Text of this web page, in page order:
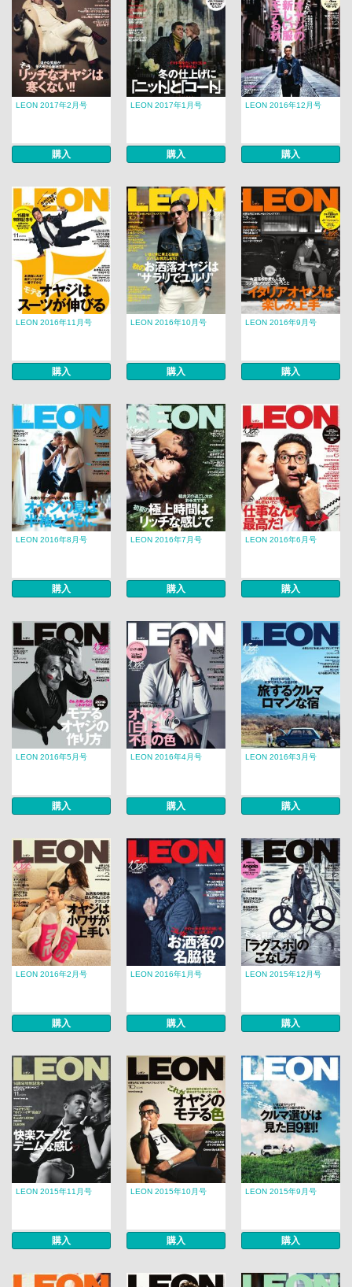
LEON 2017年2月号
購入
LEON 2017年1月号
購入
LEON 2016年12月号
購入
LEON 2016年11月号
購入
LEON 2016年10月号
購入
LEON 2016年9月号
購入
LEON 2016年8月号
購入
LEON 2016年7月号
購入
LEON 2016年6月号
購入
LEON 2016年5月号
購入
LEON 2016年4月号
購入
LEON 2016年3月号
購入
LEON 2016年2月号
購入
LEON 2016年1月号
購入
LEON 2015年12月号
購入
LEON 2015年11月号
購入
LEON 2015年10月号
購入
LEON 2015年9月号
購入